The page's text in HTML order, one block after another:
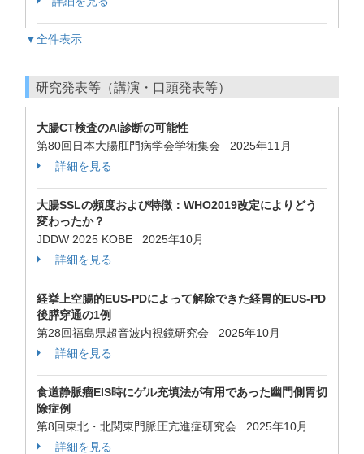
▼全件表示
研究発表等（講演・口頭発表等）
大腸CT検査のAI診断の可能性
第80回日本大腸肛門病学会学術集会 2025年11月
詳細を見る
大腸SSLの頻度および特徴：WHO2019改定によりどう
変わったか？
JDDW 2025 KOBE 2025年10月
詳細を見る
経挙上空腸的EUS-PDによって解除できた経胃的EUS-PD
後膵穿通の1例
第28回福島県超音波内視鏡研究会 2025年10月
詳細を見る
食道静脈瘤EIS時にゲル充填法が有用であった幽門側胃切
除症例
第8回東北・北関東門脈圧亢進症研究会 2025年10月
詳細を見る